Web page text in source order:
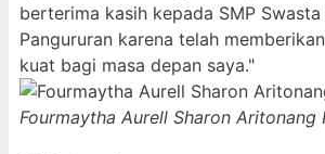
berterima kasih kepada SMP Swasta
Pangururan karena telah
kuat bagi masa depan saya."
Fourmaytha Aurell Sharon Aritonang